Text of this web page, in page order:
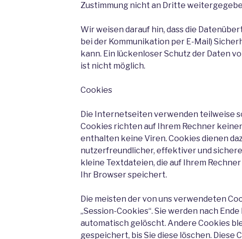
Zustimmung nicht an Dritte
Wir weisen darauf hin, dass die
bei der Kommunikation per E-Mail)
kann. Ein lückenloser Schutz der Daten
ist nicht möglich.
Cookies
Die Internetseiten verwenden teilweise
Cookies richten auf Ihrem Rechner
enthalten keine Viren. Cookies dienen
nutzerfreundlicher, effektiver und
kleine Textdateien, die auf Ihrem
Ihr Browser speichert.
Die meisten der von uns verwendeten
„Session-Cookies“. Sie werden nach
automatisch gelöscht. Andere Cookies
gespeichert, bis Sie diese löschen. Diese